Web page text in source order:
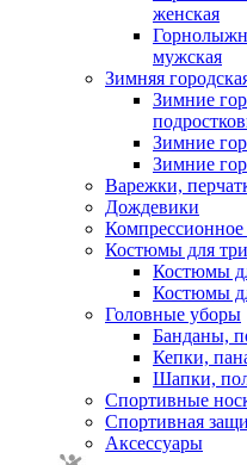
женская
мужская
Зимняя
Зимние
Зимние
Зимние
Варежки,
Дождевики
Компрессионное
Костюмы для
Костюмы
Костюмы
Головные уборы
Банданы,
Кепки,
Шапки,
Спортивные
Спортивная
Аксессуары